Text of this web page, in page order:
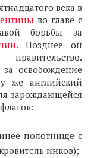
века в
во главе с
борьбы за
. Позднее он
освобождение
же английский
зарождающейся
полотнище с
инков);